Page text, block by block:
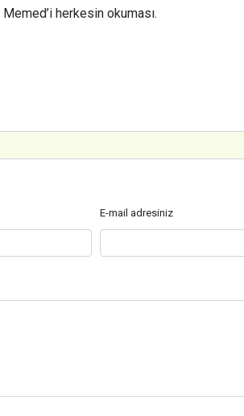
herkesin okuması.
E-mail adresiniz